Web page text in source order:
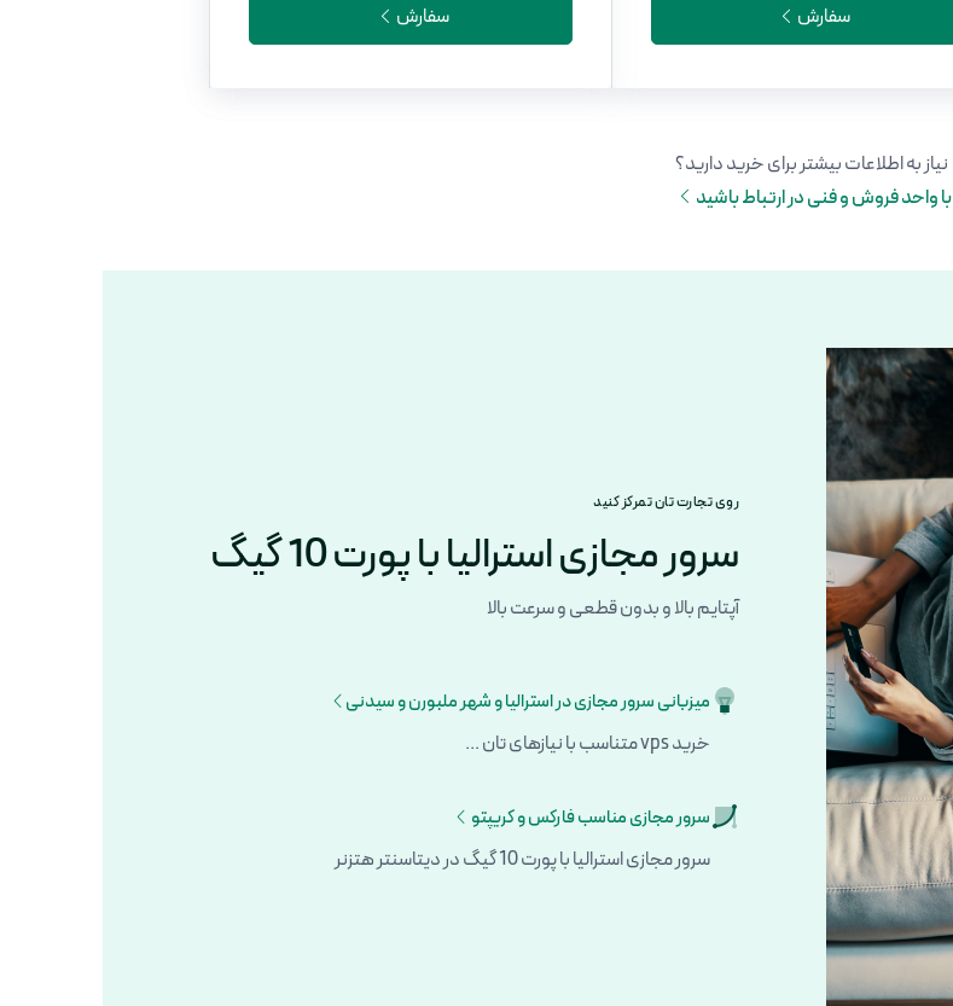
سفارش سفارش
نیاز به اطلاعات بیشتر برای خرید دارید؟
با واحد فروش و فنی در ارتباط باشید
روی تجارت تان تمرکز کنید
سرور مجازی استرالیا با پورت 10 گیگ
آپتایم بالا و بدون قطعی و سرعت بالا
میزبانی سرور مجازی در استرالیا و شهر ملبورن و سیدنی
خرید vps متناسب با نیازهای تان ...
سرور مجازی مناسب فارکس و کریپتو
سرور مجازی استرالیا با پورت 10 گیگ در دیتاسنتر هتزنر